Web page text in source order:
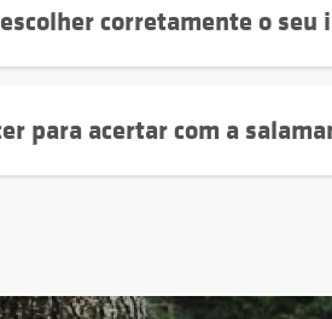
corretamente o seu
para acertar com a